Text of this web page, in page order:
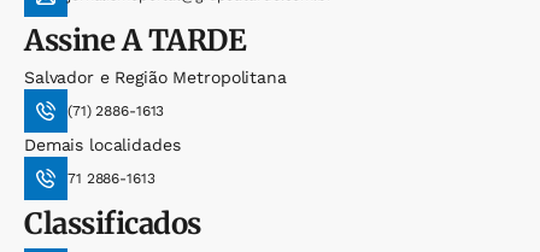
AssineA TARDE
Salvador e Região Metropolitana
(71) 2886-1613
Demais localidades
71 2886-1613
Classificados